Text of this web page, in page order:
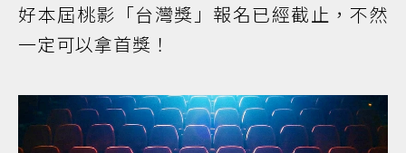
好本屆桃影「台灣獎」報名已經截止，不然
一定可以拿首獎！